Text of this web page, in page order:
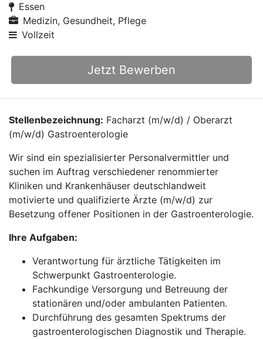
Essen
Medizin, Gesundheit, Pflege
Vollzeit
Jetzt Bewerben
Stellenbezeichnung: Facharzt (m/w/d) / Oberarzt
(m/w/d) Gastroenterologie
Wir sind ein spezialisierter Personalvermittler und
suchen im Auftrag verschiedener renommierter
Kliniken und Krankenhäuser deutschlandweit
motivierte und qualifizierte Ärzte (m/w/d) zur
Besetzung offener Positionen in der Gastroenterologie.
Ihre Aufgaben:
Verantwortung für ärztliche Tätigkeiten im
Schwerpunkt Gastroenterologie.
Fachkundige Versorgung und Betreuung der
stationären und/oder ambulanten Patienten.
Durchführung des gesamten Spektrums der
gastroenterologischen Diagnostik und Therapie.